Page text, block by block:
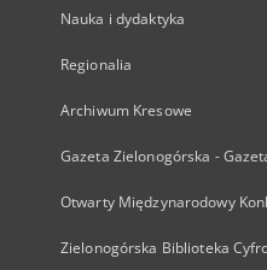
Nauka i dydaktyka
Regionalia
Archiwum Kresowe
Gazeta Zielonogórska -
Otwarty Międzynarodowy
Zielonogórska Biblioteka